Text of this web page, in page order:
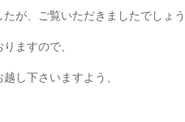
が、ご覧いただきましたでしょ
ますので、
し下さいますよう、